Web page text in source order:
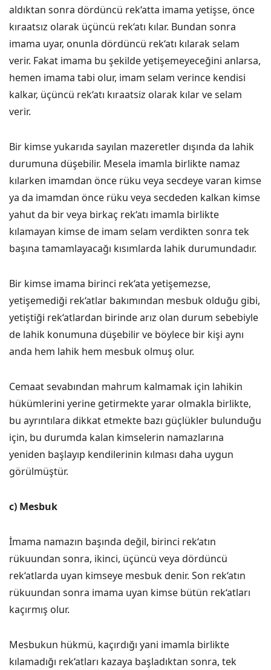
aldıktan sonra dördüncü rek‘atta imama yetişse, önce
kıraatsız olarak üçüncü rek‘atı kılar. Bundan sonra
imama uyar, onunla dördüncü rek‘atı kılarak selam
verir. Fakat imama bu şekilde yetişemeyeceğini anlarsa,
hemen imama tabi olur, imam selam verince kendisi
kalkar, üçüncü rek‘atı kıraatsiz olarak kılar ve selam
verir.
Bir kimse yukarıda sayılan mazeretler dışında da lahik
durumuna düşebilir. Mesela imamla birlikte namaz
kılarken imamdan önce rüku veya secdeye varan kimse
ya da imamdan önce rüku veya secdeden kalkan kimse
yahut da bir veya birkaç rek‘atı imamla birlikte
kılamayan kimse de imam selam verdikten sonra tek
başına tamamlayacağı kısımlarda lahik durumundadır.
Bir kimse imama birinci rek‘ata yetişemezse,
yetişemediği rek‘atlar bakımından mesbuk olduğu gibi,
yetiştiği rek‘atlardan birinde arız olan durum sebebiyle
de lahik konumuna düşebilir ve böylece bir kişi aynı
anda hem lahik hem mesbuk olmuş olur.
Cemaat sevabından mahrum kalmamak için lahikin
hükümlerini yerine getirmekte yarar olmakla birlikte,
bu ayrıntılara dikkat etmekte bazı güçlükler bulunduğu
için, bu durumda kalan kimselerin namazlarına
yeniden başlayıp kendilerinin kılması daha uygun
görülmüştür.
c) Mesbuk
İmama namazın başında değil, birinci rek‘atın
rükuundan sonra, ikinci, üçüncü veya dördüncü
rek‘atlarda uyan kimseye mesbuk denir. Son rek‘atın
rükuundan sonra imama uyan kimse bütün rek‘atları
kaçırmış olur.
Mesbukun hükmü, kaçırdığı yani imamla birlikte
kılamadığı rek‘atları kazaya başladıktan sonra, tek